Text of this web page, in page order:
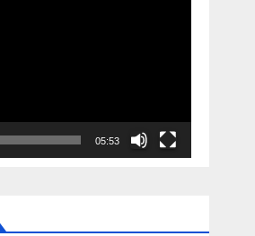
05:53